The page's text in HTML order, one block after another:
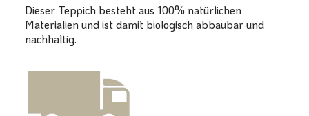
Dieser Teppich besteht aus 100% natürlichen
Materialien und ist damit biologisch abbaubar und
nachhaltig.